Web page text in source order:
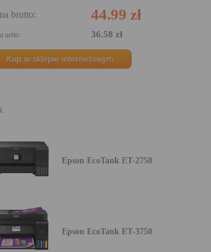
brutto: 44.99 zł
netto: 36.58 zł
Kup w sklepie internetowym
Epson EcoTank ET-2750
Epson EcoTank ET-3750